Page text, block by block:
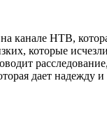
канале НТВ,
которые
дает